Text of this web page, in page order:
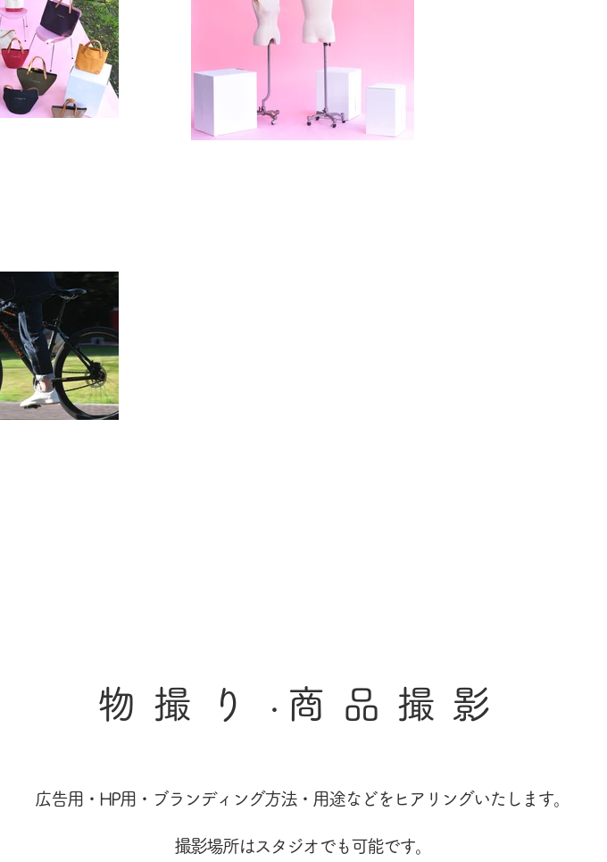
物撮り ​・ ​商品撮影
広告用・HP用・ブランディング方法・用途などをヒアリングいたします。
撮影場所はスタジオでも可能です。